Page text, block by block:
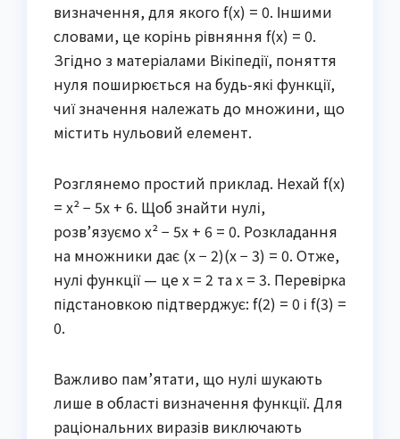
визначення, для якого f(x) = 0. Іншими
словами, це корінь рівняння f(x) = 0.
Згідно з матеріалами Вікіпедії, поняття
нуля поширюється на будь-які функції,
чиї значення належать до множини, що
містить нульовий елемент.
Розглянемо простий приклад. Нехай f(x)
= x² − 5x + 6. Щоб знайти нулі,
розв’язуємо x² − 5x + 6 = 0. Розкладання
на множники дає (x − 2)(x − 3) = 0. Отже,
нулі функції — це x = 2 та x = 3. Перевірка
підстановкою підтверджує: f(2) = 0 і f(3) =
0.
Важливо пам’ятати, що нулі шукають
лише в області визначення функції. Для
раціональних виразів виключають